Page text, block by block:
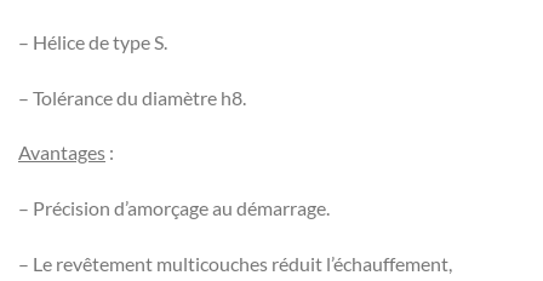
– Hélice de type S.
– Tolérance du diamètre h8.
Avantages :
– Précision d’amorçage au démarrage.
– Le revêtement multicouches réduit l’échauffement,